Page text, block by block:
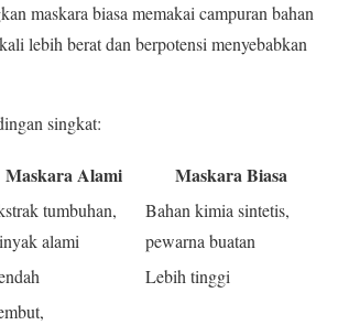
maskara biasa memakai campuran bahan
lebih berat dan berpotensi menyebabkan
singkat:
Maskara Alami Maskara Biasa
tumbuhan,
alami
Bahan kimia sintetis,
pewarna buatan
Lebih tinggi